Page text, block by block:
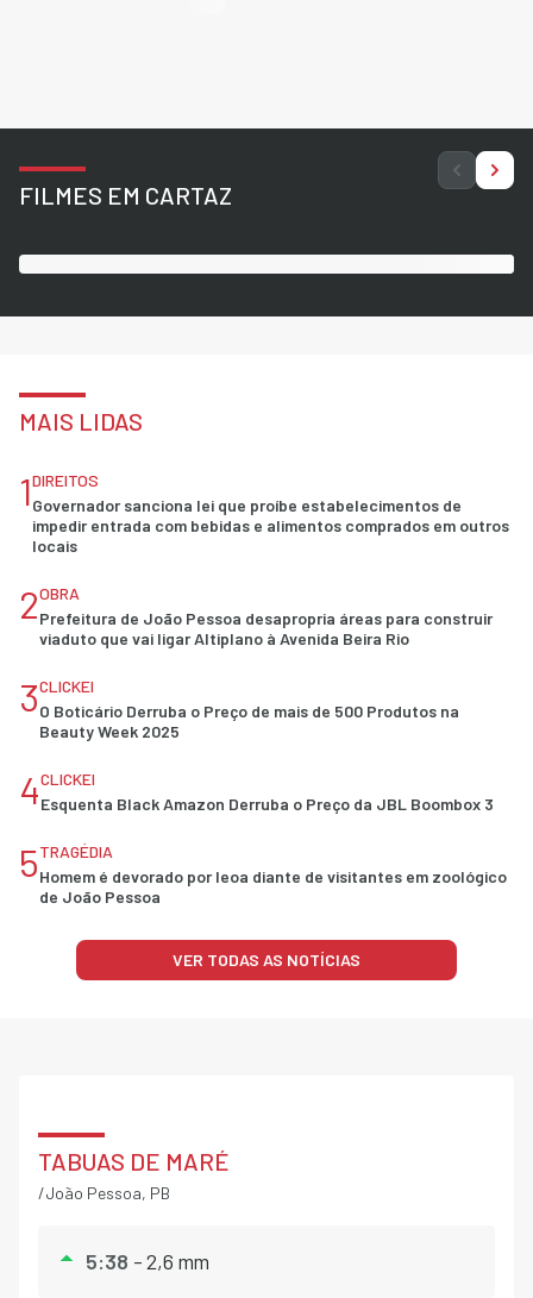
FILMES EM CARTAZ
MAIS LIDAS
1DIREITOS
Governador sanciona lei que proíbe estabelecimentos de
impedir entrada com bebidas e alimentos comprados em outros
locais
2OBRA
Prefeitura de João Pessoa desapropria áreas para construir
viaduto que vai ligar Altiplano à Avenida Beira Rio
3CLICKEI
O Boticário Derruba o Preço de mais de 500 Produtos na
Beauty Week 2025
4CLICKEI
Esquenta Black Amazon Derruba o Preço da JBL Boombox 3
5TRAGÉDIA
Homem é devorado por leoa diante de visitantes em zoológico
de João Pessoa
VER TODAS AS NOTÍCIAS
TABUAS DE MARÉ
/João Pessoa, PB
5:38 -2,6 mm